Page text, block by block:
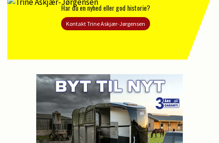
Har du en nyhed eller god historie?
Kontakt Trine Askjær-Jørgensen